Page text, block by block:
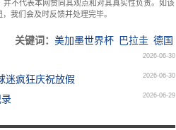
不代表本网赞同其观点和对其真实性负责。如该
我们会及时反馈并处理完毕。
关键词： 美加墨世界杯 巴拉圭 德国
2026-06-30
迷疯狂庆祝放假 2026-06-30
2026-06-29